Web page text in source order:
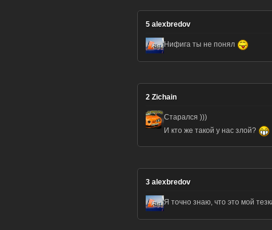
5 alexbredov
Нифига ты не понял
2 Zichain
Старался )))
И кто же такой у нас злой?
3 alexbredov
Я точно знаю, что это мой